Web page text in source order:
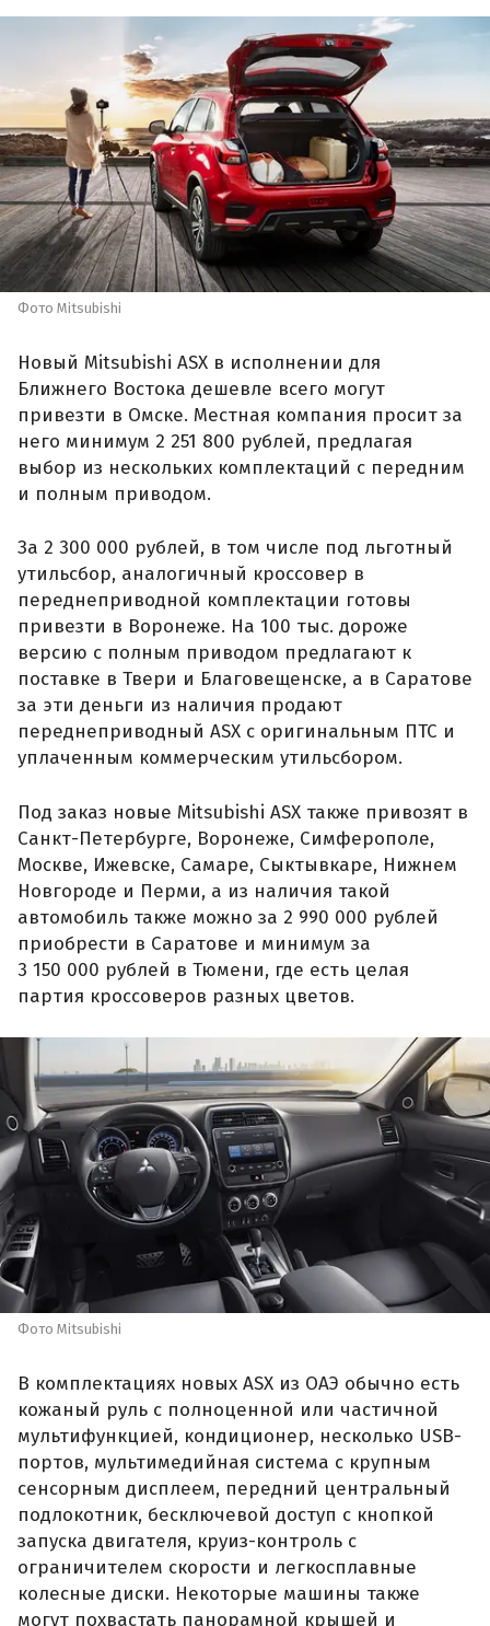
Фото Mitsubishi
Новый Mitsubishi ASX в исполнении для
Ближнего Востока дешевле всего могут
привезти в Омске. Местная компания просит за
него минимум 2 251 800 рублей, предлагая
выбор из нескольких комплектаций с передним
и полным приводом.
За 2 300 000 рублей, в том числе под льготный
утильсбор, аналогичный кроссовер в
переднеприводной комплектации готовы
привезти в Воронеже. На 100 тыс. дороже
версию с полным приводом предлагают к
поставке в Твери и Благовещенске, а в Саратове
за эти деньги из наличия продают
переднеприводный ASX с оригинальным ПТС и
уплаченным коммерческим утильсбором.
Под заказ новые Mitsubishi ASX также привозят в
Санкт-Петербурге, Воронеже, Симферополе,
Москве, Ижевске, Самаре, Сыктывкаре, Нижнем
Новгороде и Перми, а из наличия такой
автомобиль также можно за 2 990 000 рублей
приобрести в Саратове и минимум за
3 150 000 рублей в Тюмени, где есть целая
партия кроссоверов разных цветов.
Фото Mitsubishi
В комплектациях новых ASX из ОАЭ обычно есть
кожаный руль с полноценной или частичной
мультифункцией, кондиционер, несколько USB-
портов, мультимедийная система с крупным
сенсорным дисплеем, передний центральный
подлокотник, бесключевой доступ с кнопкой
запуска двигателя, круиз-контроль с
ограничителем скорости и легкосплавные
колесные диски. Некоторые машины также
могут похвастать панорамной крышей и